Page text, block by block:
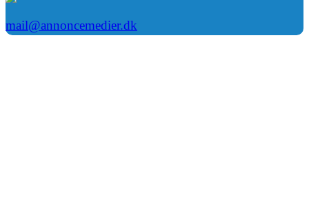
mail@annoncemedier.dk